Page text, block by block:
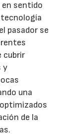
en sentido
pasador se
cubrir
y
una
de la